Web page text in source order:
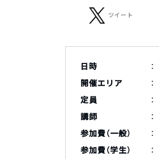
ツイート
日時
開催エリア
定員
講師
参加費（一般）
参加費（学生）